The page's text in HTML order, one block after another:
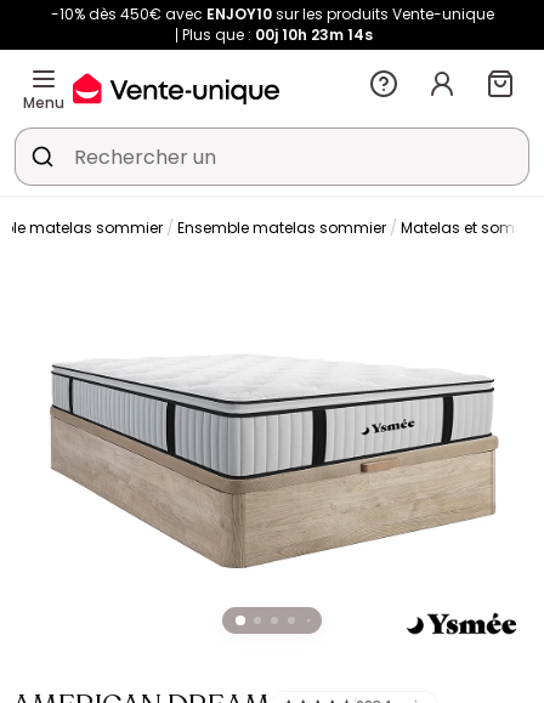
-10% dès 450€ avec ENJOY10sur les produits Vente-unique
Plus que : 00j 10h 23m 13s
Menu
matelas sommier Ensemble matelas sommier Matelas et